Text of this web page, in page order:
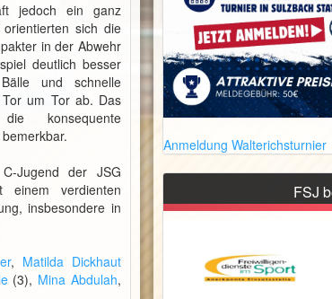
jedoch ein ganz
sich die
in der Abwehr
deutlich besser
und schnelle
um Tor ab. Das
konsequente
Jugend der JSG
einem verdienten
insbesondere in
, Matilda Dickhaut
(3), Mina Abdulah,
Anmeldung Walterichsturnier
FSJ